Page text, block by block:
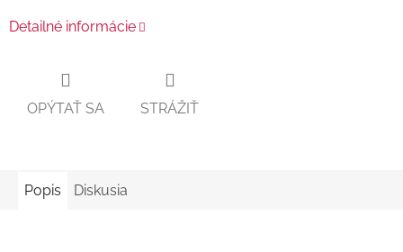
Detailné informácie
OPÝTAŤ SA STRÁŽIŤ
Popis Diskusia